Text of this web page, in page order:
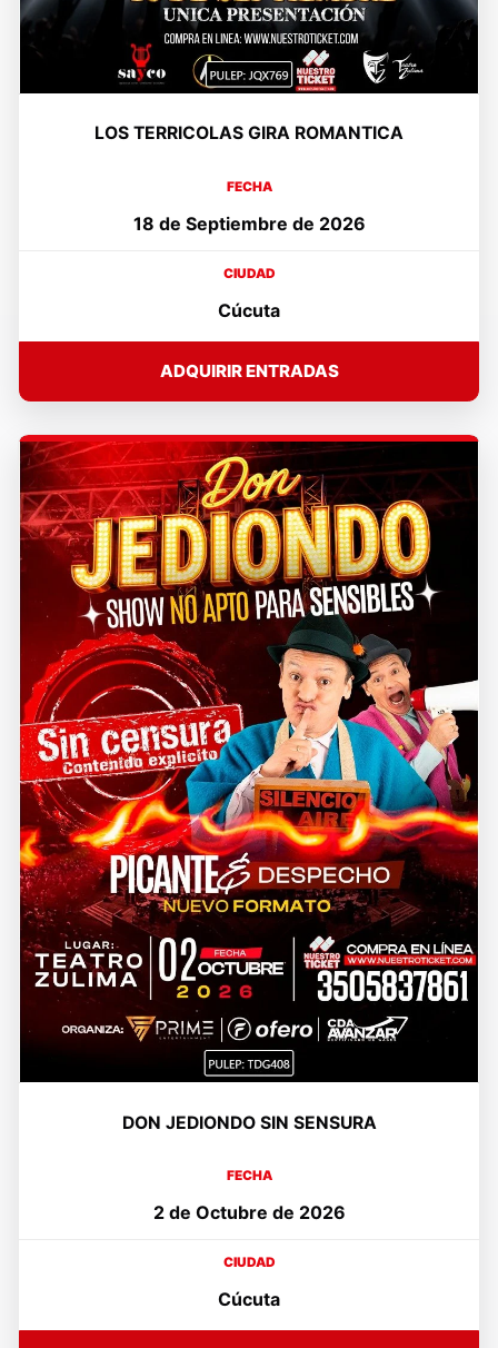
LOS TERRICOLAS GIRA ROMANTICA
FECHA
18 de Septiembre de 2026
CIUDAD
Cúcuta
ADQUIRIR ENTRADAS
DON JEDIONDO SIN SENSURA
FECHA
2 de Octubre de 2026
CIUDAD
Cúcuta